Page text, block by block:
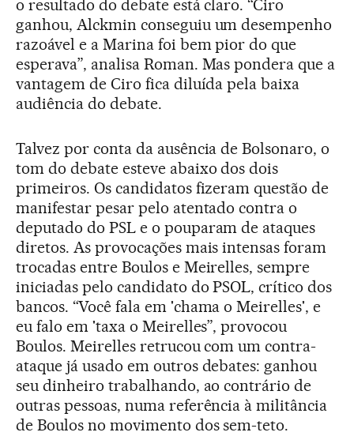
o resultado do debate está claro. “Ciro
ganhou, Alckmin conseguiu um desempenho
razoável e a Marina foi bem pior do que
esperava”, analisa Roman. Mas pondera que a
vantagem de Ciro fica diluída pela baixa
audiência do debate.
Talvez por conta da ausência de Bolsonaro, o
tom do debate esteve abaixo dos dois
primeiros. Os candidatos fizeram questão de
manifestar pesar pelo atentado contra o
deputado do PSL e o pouparam de ataques
diretos. As provocações mais intensas foram
trocadas entre Boulos e Meirelles, sempre
iniciadas pelo candidato do PSOL, crítico dos
bancos. “Você fala em 'chama o Meirelles', e
eu falo em 'taxa o Meirelles”, provocou
Boulos. Meirelles retrucou com um contra-
ataque já usado em outros debates: ganhou
seu dinheiro trabalhando, ao contrário de
outras pessoas, numa referência à militância
de Boulos no movimento dos sem-teto.